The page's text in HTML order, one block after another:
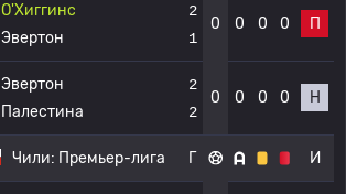
О'Хиггинс
Эвертон
2
1
0 0 0 0 П
Эвертон
Палестина
2
2
0 0 0 0 Н
Чили: Премьер-лига Г И